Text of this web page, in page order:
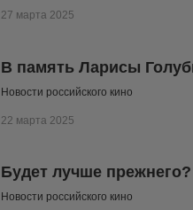
27 марта 2025
В память Ларисы
Новости российского кино
22 марта 2025
Будет лучше
Новости российского кино